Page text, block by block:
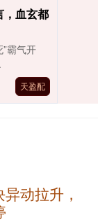
，血玄都
霸气开
天盈配
动拉升，